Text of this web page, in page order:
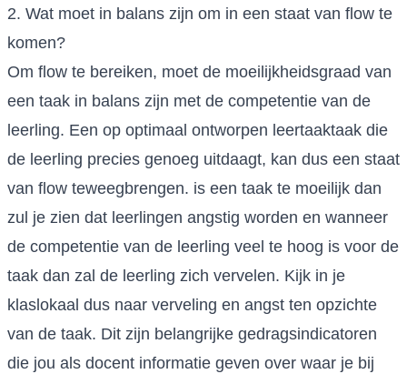
2. Wat moet in balans zijn om in een staat van flow te
komen?
Om flow te bereiken, moet de moeilijkheidsgraad van
een taak in balans zijn met de competentie van de
leerling. Een op optimaal ontworpen leertaaktaak die
de leerling precies genoeg uitdaagt, kan dus een staat
van flow teweegbrengen. is een taak te moeilijk dan
zul je zien dat leerlingen angstig worden en wanneer
de competentie van de leerling veel te hoog is voor de
taak dan zal de leerling zich vervelen. Kijk in je
klaslokaal dus naar verveling en angst ten opzichte
van de taak. Dit zijn belangrijke gedragsindicatoren
die jou als docent informatie geven over waar je bij